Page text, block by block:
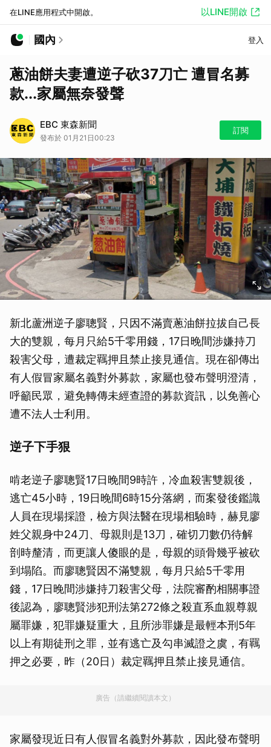
在LINE應用程式中開啟。 以LINE開啟
國內 登入
蔥油餅夫妻遭逆子砍37刀亡 遭冒名募
款...家屬無奈發聲
EBC 東森新聞
發布於 01月21日00:23
訂閱
新北蘆洲逆子廖聰賢，只因不滿賣蔥油餅拉拔自己長
大的雙親，每月只給5千零用錢，17日晚間涉嫌持刀
殺害父母，遭裁定羈押且禁止接見通信。現在卻傳出
有人假冒家屬名義對外募款，家屬也發布聲明澄清，
呼籲民眾，避免轉傳未經查證的募款資訊，以免善心
遭不法人士利用。
逆子下手狠
啃老逆子廖聰賢17日晚間9時許，冷血殺害雙親後，
逃亡45小時，19日晚間6時15分落網，而案發後鑑識
人員在現場採證，檢方與法醫在現場相驗時，赫見廖
姓父親身中24刀、母親則是13刀，確切刀數仍待解
剖時釐清，而更讓人傻眼的是，母親的頭骨幾乎被砍
到塌陷。而廖聰賢因不滿雙親，每月只給5千零用
錢，17日晚間涉嫌持刀殺害父母，法院審酌相關事證
後認為，廖聰賢涉犯刑法第272條之殺直系血親尊親
屬罪嫌，犯罪嫌疑重大，且所涉罪嫌是最輕本刑5年
以上有期徒刑之罪，並有逃亡及勾串滅證之虞，有羈
押之必要，昨（20日）裁定羈押且禁止接見通信。
廣告（請繼續閱讀本文）
家屬發現近日有人假冒名義對外募款，因此發布聲明